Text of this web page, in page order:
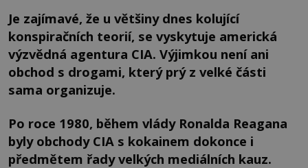
Je zajímavé, že u většiny dnes kolující
konspiračních teorií, se vyskytuje americká
výzvědná agentura CIA. Výjimkou není ani
obchod s drogami, který prý z velké části
sama organizuje.
Po roce 1980, během vlády Ronalda Reagana
byly obchody CIA s kokainem dokonce i
předmětem řady velkých mediálních kauz.